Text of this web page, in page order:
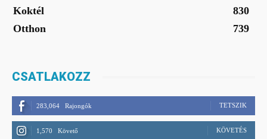
Koktél
830
Otthon
739
CSATLAKOZZ
283,064 Rajongók TETSZIK
1,570 Követő KÖVETÉS